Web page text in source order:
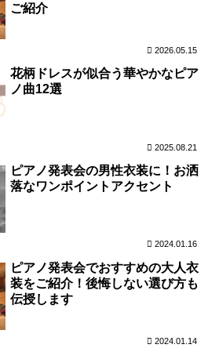
ご紹介
2026.05.15
花柄ドレスが似合う華やかなピア
ノ曲12選
2025.08.21
ピアノ発表会の男性衣装に！お洒
落なワンポイントアクセント
2024.01.16
ピアノ発表会でおすすめの大人衣
装をご紹介！後悔しない選び方も
伝授します
2024.01.14